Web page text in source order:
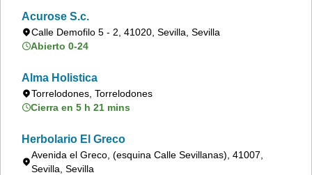
Acurose S.c.
Calle Demofilo 5 - 2, 41020, Sevilla, Sevilla
Abierto 0-24
Alma Holistica
Torrelodones, Torrelodones
Cierra en 5 h 21 mins
Herbolario El Greco
Avenida el Greco, (esquina Calle Sevillanas), 41007,
Sevilla, Sevilla